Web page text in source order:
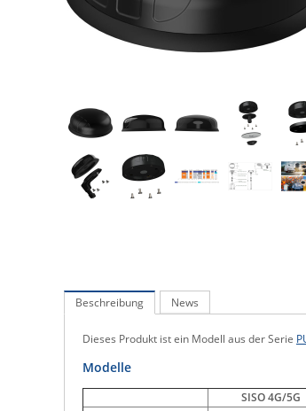
Beschreibung News
Dieses Produkt ist ein Modell aus der Serie
Modelle
SISO 4G/5G